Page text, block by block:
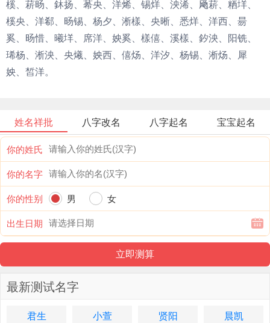
榽、菥旸、鈢扬、莃央、洋烯、锡烊、泱浠、飏菥、粞垟、
榽央、洋郗、旸锡、杨夕、淅樣、央晰、悉烊、洋西、昜
奚、旸惜、曦垟、席洋、姎奚、樣僖、溪樣、釸泱、阳铣、
琋杨、淅泱、央爔、姎西、僖炀、洋汐、杨锡、淅炀、犀
姎、皙洋。
姓名祥批 八字改名 八字起名 宝宝起名
你的姓氏
你的名字
你的性别
男
女
出生日期
最新测试名字
君生 小萱 贤阳
晨凯